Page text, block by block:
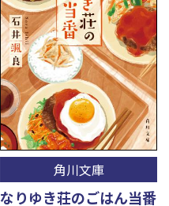
角川文庫
なりゆき荘のごはん当番